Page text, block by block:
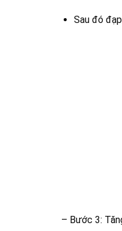
Sau đó
– Bước 3: